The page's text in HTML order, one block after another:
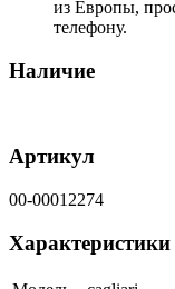
из Европы,
телефону.
Наличие
Артикул
00-00012274
Характеристики